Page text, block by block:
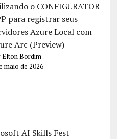
o CONFIGURATOR
para registrar seus
Azure Local com
Arc (Preview)
Elton Bordim
maio de 2026
AI Skills Fest